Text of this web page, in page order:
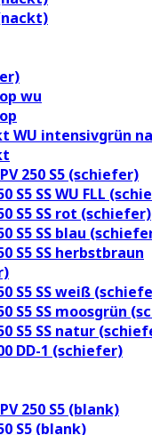
wu
WU intensivgrün
PV 250 S5 (schiefer)
S5 SS WU FLL
S5 SS rot (schiefer)
S5 SS blau
S5 SS herbstbraun
S5 SS weiß
S5 SS moosgrün
S5 SS natur
DD-1 (schiefer)
250 S5 (blank)
S5 (blank)